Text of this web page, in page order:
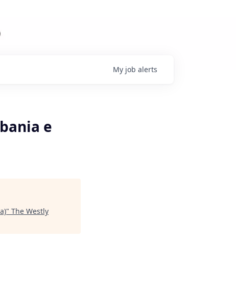
My job alerts
e
" The Westly